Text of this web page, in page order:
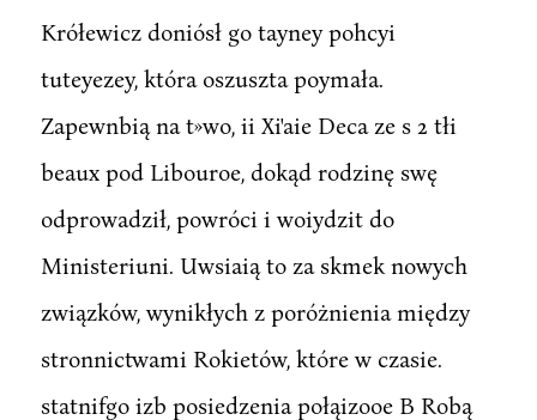
Krółewicz doniósł go tayney pohcyi
tuteyezey, która oszuszta poymała.
Zapewnbią na t»wo, ii Xi'aie Deca ze s 2 tłi
beaux pod Libouroe, dokąd rodzinę swę
odprowadził, powróci i woiydzit do
Ministeriuni. Uwsiaią to za skmek nowych
związków, wynikłych z poróżnienia między
stronnictwami Rokietów, które w czasie.
statnifgo izb posiedzenia połąizooe B Robą